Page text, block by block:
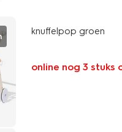
knuffelpop groen
online nog 3 stuks